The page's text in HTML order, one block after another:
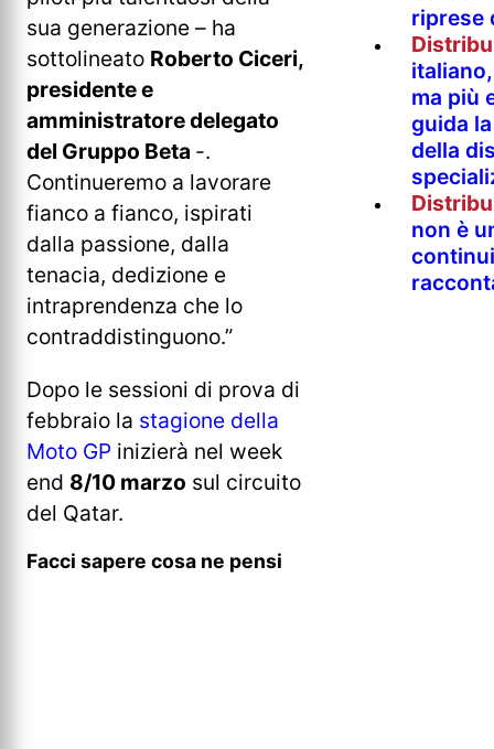
sua generazione – ha
sottolineato Roberto Ciceri,
presidente e
amministratore delegato
del Gruppo Beta -.
Continueremo a lavorare
fianco a fianco, ispirati
dalla passione, dalla
tenacia, dedizione e
intraprendenza che lo
contraddistinguono.”
Dopo le sessioni di prova di
febbraio la stagione della
Moto GP inizierà nel week
end 8/10 marzo sul circuito
del Qatar.
Facci sapere cosa ne pensi
riprese
ma più
guida
della
non è